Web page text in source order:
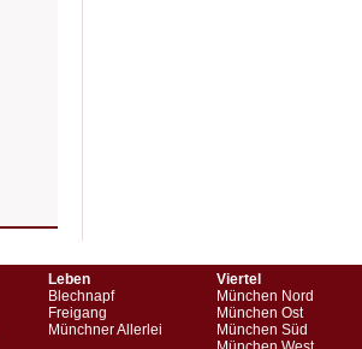
Leben
Blechnapf
Freigang
Münchner Allerlei
Viertel
München Nord
München Ost
München Süd